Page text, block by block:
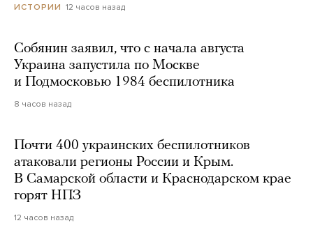
ИСТОРИИ 12 часов назад
Собянин заявил, что с начала августа
Украина запустила по Москве
и Подмосковью 1984 беспилотника
8 часов назад
Почти 400 украинских беспилотников
атаковали регионы России и Крым.
В Самарской области и Краснодарском крае
горят НПЗ
12 часов назад